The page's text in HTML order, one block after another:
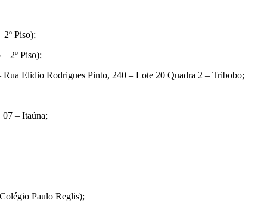
2º Piso);
2º Piso);
Elidio Rodrigues Pinto, 240 – Lote 20 Quadra 2 – Tribobo;
– Itaúna;
Paulo Reglis);